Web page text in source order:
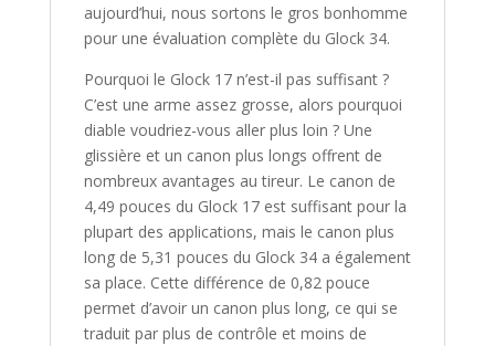
aujourd’hui, nous sortons le gros bonhomme
pour une évaluation complète du Glock 34.
Pourquoi le Glock 17 n’est-il pas suffisant ?
C’est une arme assez grosse, alors pourquoi
diable voudriez-vous aller plus loin ? Une
glissière et un canon plus longs offrent de
nombreux avantages au tireur. Le canon de
4,49 pouces du Glock 17 est suffisant pour la
plupart des applications, mais le canon plus
long de 5,31 pouces du Glock 34 a également
sa place. Cette différence de 0,82 pouce
permet d’avoir un canon plus long, ce qui se
traduit par plus de contrôle et moins de